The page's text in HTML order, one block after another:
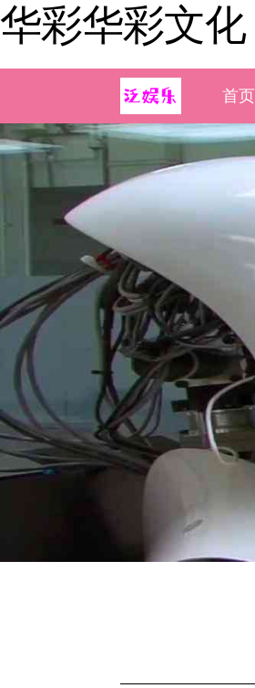
华彩华彩文化
首页